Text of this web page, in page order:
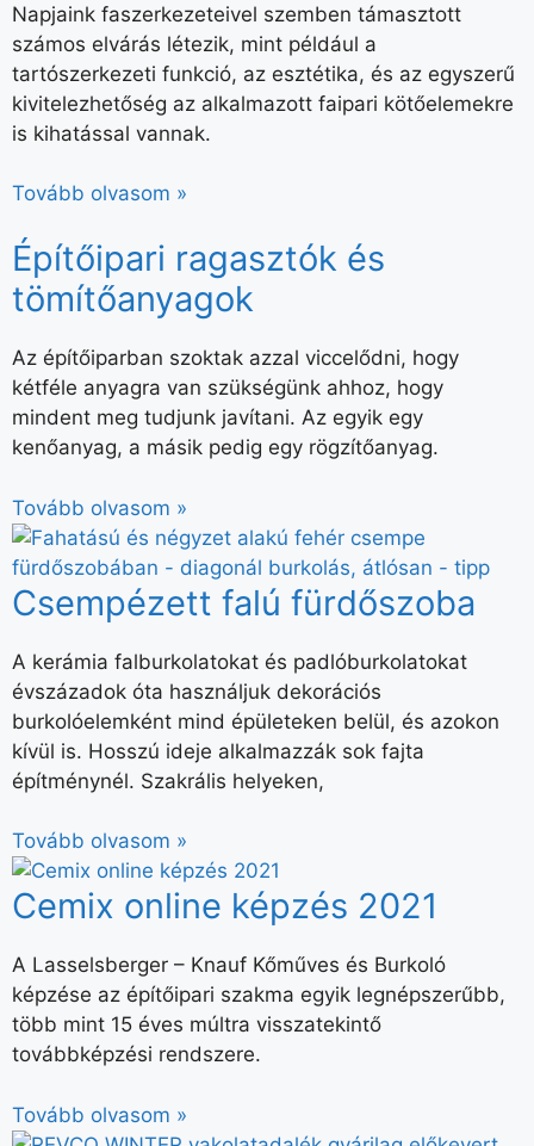
Napjaink faszerkezeteivel szemben támasztott
számos elvárás létezik, mint például a
tartószerkezeti funkció, az esztétika, és az egyszerű
kivitelezhetőség az alkalmazott faipari kötőelemekre
is kihatással vannak.
Tovább olvasom »
Építőipari ragasztók és
tömítőanyagok
Az építőiparban szoktak azzal viccelődni, hogy
kétféle anyagra van szükségünk ahhoz, hogy
mindent meg tudjunk javítani. Az egyik egy
kenőanyag, a másik pedig egy rögzítőanyag.
Tovább olvasom »
Csempézett falú fürdőszoba
A kerámia falburkolatokat és padlóburkolatokat
évszázadok óta használjuk dekorációs
burkolóelemként mind épületeken belül, és azokon
kívül is. Hosszú ideje alkalmazzák sok fajta
építménynél. Szakrális helyeken,
Tovább olvasom »
Cemix online képzés 2021
A Lasselsberger – Knauf Kőműves és Burkoló
képzése az építőipari szakma egyik legnépszerűbb,
több mint 15 éves múltra visszatekintő
továbbképzési rendszere.
Tovább olvasom »